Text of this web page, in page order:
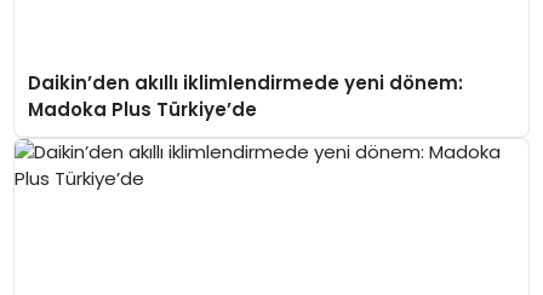
Daikin’den akıllı iklimlendirmede yeni dönem:
Madoka Plus Türkiye’de